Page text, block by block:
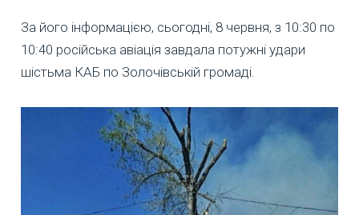
За його інформацією, сьогодні, 8 червня, з 10:30 по
10:40 російська авіація завдала потужні удари
шістьма КАБ по Золочівській громаді.